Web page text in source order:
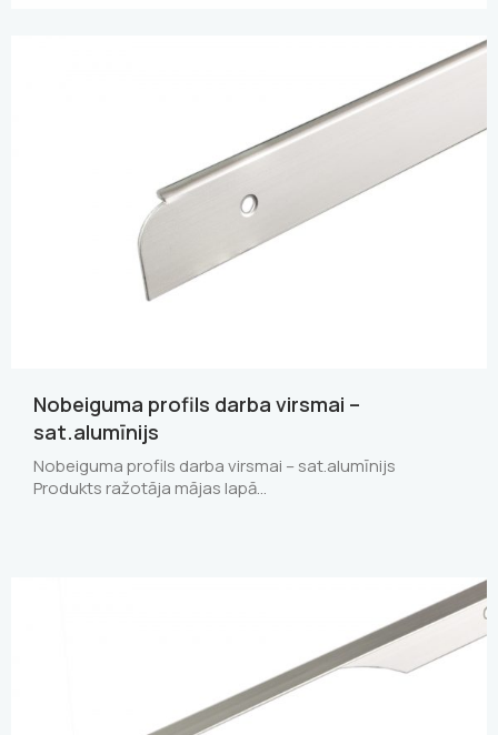
Nobeiguma profils darba virsmai –
sat.alumīnijs
Nobeiguma profils darba virsmai – sat.alumīnijs
Produkts ražotāja mājas lapā…